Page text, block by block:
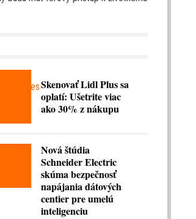
Skenovať Lidl Plus sa
oplatí: Ušetrite viac
ako 30% z nákupu
Nová štúdia
Schneider Electric
skúma bezpečnosť
napájania dátových
centier pre umelú
inteligenciu